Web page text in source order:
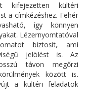
kültéri
a címkézéshez. Fehér
így könnyen
Lézernyomtatóval
biztosít, ami
jelölést is. Az
távon megőrzi
között is.
a kültéri feladatok